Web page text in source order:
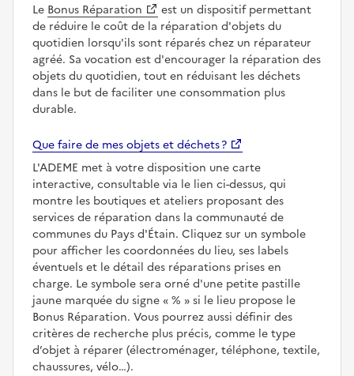
Le Bonus Réparation
est un dispositif permettant
de réduire le coût de la réparation d'objets du
quotidien lorsqu'ils sont réparés chez un réparateur
agréé. Sa vocation est d'encourager la réparation des
objets du quotidien, tout en réduisant les déchets
dans le but de faciliter une consommation plus
durable.
Que faire de mes objets et déchets ?
L'ADEME met à votre disposition une carte
interactive, consultable via le lien ci-dessus, qui
montre les boutiques et ateliers proposant des
services de réparation dans la communauté de
communes du Pays d'Étain. Cliquez sur un symbole
pour afficher les coordonnées du lieu, ses labels
éventuels et le détail des réparations prises en
charge. Le symbole sera orné d'une petite pastille
jaune marquée du signe
%
si le lieu propose le
Bonus Réparation. Vous pourrez aussi définir des
critères de recherche plus précis, comme le type
d’objet à réparer (électroménager, téléphone, textile,
chaussures, vélo…).